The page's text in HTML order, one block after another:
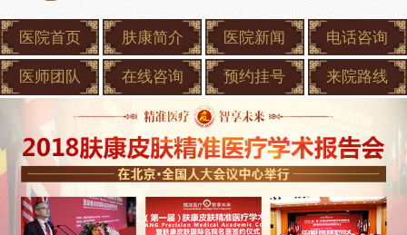
医院首页 肤康简介 医院新闻 电话咨询
医师团队 在线咨询 预约挂号 来院路线